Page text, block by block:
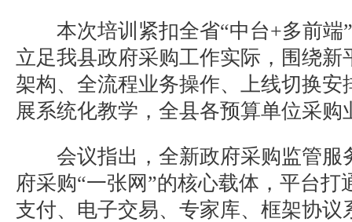
本次培训紧扣全省“中台+多前端
立足我县政府采购工作实际，围绕新
架构、全流程业务操作、上线切换安
展系统化教学，全县各预算单位采购
会议指出，全新政府采购监管服
府采购“一张网”的核心载体，平台打
支付、电子交易、专家库、框架协议